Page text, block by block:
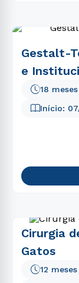
Gestalt-
e
Início:
18 meses
Cirurgia
Gatos
12 meses